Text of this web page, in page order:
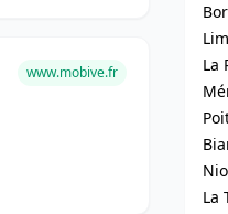
www.mobive.fr
La
La